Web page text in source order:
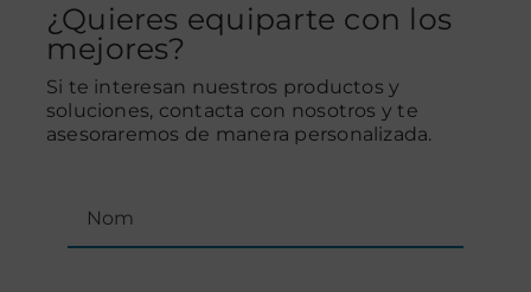
¿Quieres equiparte con los
mejores?
Si te interesan nuestros productos y
soluciones, contacta con nosotros y te
asesoraremos de manera personalizada.